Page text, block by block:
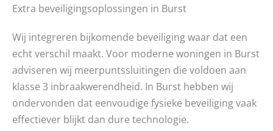
Extra beveiligingsoplossingen in Burst
Wij integreren bijkomende beveiliging waar dat een
echt verschil maakt. Voor moderne woningen in Burst
adviseren wij meerpuntssluitingen die voldoen aan
klasse 3 inbraakwerendheid. In Burst hebben wij
ondervonden dat eenvoudige fysieke beveiliging vaak
effectiever blijkt dan dure technologie.